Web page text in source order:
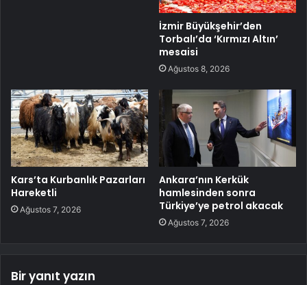
İzmir Büyükşehir’den
Torbalı’da ‘Kırmızı Altın’
mesaisi
Ağustos 8, 2026
Kars’ta Kurbanlık Pazarları
Hareketli
Ağustos 7, 2026
Ankara’nın Kerkük
hamlesinden sonra
Türkiye’ye petrol akacak
Ağustos 7, 2026
Bir yanıt yazın